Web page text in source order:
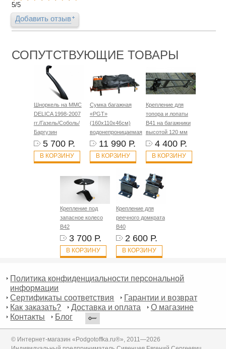
5/5
Добавить отзыв
СОПУТСТВУЮЩИЕ ТОВАРЫ
Шноркель на MMC
DELICA 1998-2007
гг./Газель/Соболь/
Баргузин
5 700 Р.
В КОРЗИНУ
Сумка багажная
«PGT»
(160х110х46см)
водонепроницаемая
11 990 Р.
В КОРЗИНУ
Крепление для
топора и лопаты
B41 на багажники
высотой 120 мм
4 400 Р.
В КОРЗИНУ
Крепление под
запасное колесо
B42
3 700 Р.
В КОРЗИНУ
Крепление для
реечного домкрата
B40
2 600 Р.
В КОРЗИНУ
Политика конфиденциальности персональной
информации
Сертификаты соответствия
Гарантии и возврат
Как заказать?
Доставка и оплата
О магазине
Контакты
Блог
© Интернет-магазин «Podgotoffka.ru®», 2011—2026